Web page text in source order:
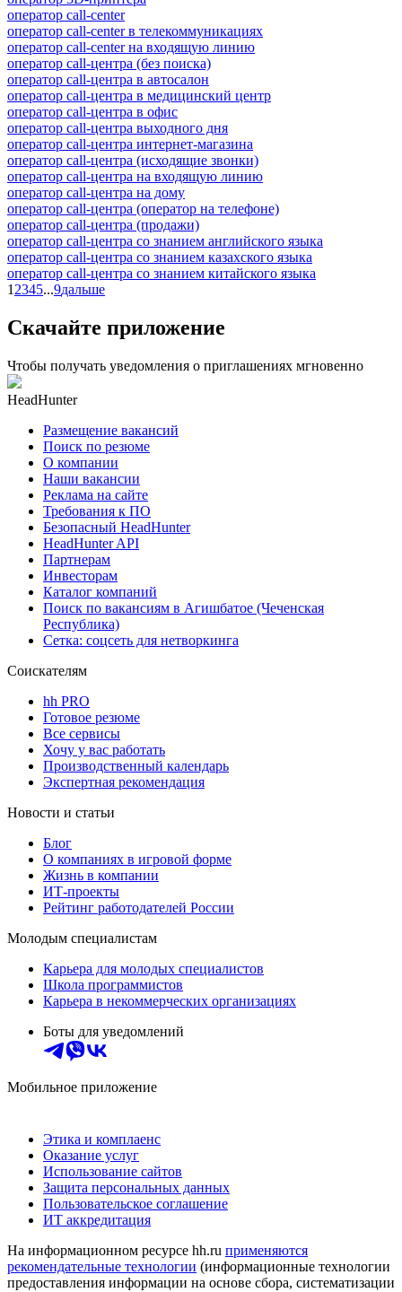
оператор call-center
оператор call-center в телекоммуникациях
оператор call-center на входящую линию
оператор call-центра (без поиска)
оператор call-центра в автосалон
оператор call-центра в медицинский центр
оператор call-центра в офис
оператор call-центра выходного дня
оператор call-центра интернет-магазина
оператор call-центра (исходящие звонки)
оператор call-центра на входящую линию
оператор call-центра на дому
оператор call-центра (оператор на телефоне)
оператор call-центра (продажи)
оператор call-центра со знанием английского языка
оператор call-центра со знанием казахского языка
оператор call-центра со знанием китайского языка
1 2345...9дальше
Скачайте приложение
Чтобы получать уведомления о приглашениях мгновенно
HeadHunter
Размещение вакансий
Поиск по резюме
О компании
Наши вакансии
Реклама на сайте
Требования к ПО
Безопасный HeadHunter
HeadHunter API
Партнерам
Инвесторам
Каталог компаний
Поиск по вакансиям в Агишбатое (Чеченская
Республика)
Сетка: соцсеть для нетворкинга
Соискателям
hh PRO
Готовое резюме
Все сервисы
Хочу у вас работать
Производственный календарь
Экспертная рекомендация
Новости и статьи
Блог
О компаниях в игровой форме
Жизнь в компании
ИТ-проекты
Рейтинг работодателей России
Молодым специалистам
Карьера для молодых специалистов
Школа программистов
Карьера в некоммерческих организациях
Боты для уведомлений
Мобильное приложение
Этика и комплаенс
Оказание услуг
Использование сайтов
Защита персональных данных
Пользовательское соглашение
ИТ аккредитация
На информационном ресурсе hh.ru применяются
рекомендательные технологии (информационные технологии
предоставления информации на основе сбора, систематизации